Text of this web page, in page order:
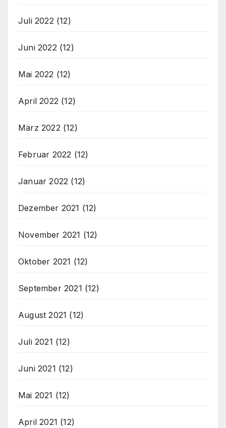
Juli 2022(12)
Juni 2022(12)
Mai 2022 (12)
April 2022 (12)
März 2022(12)
Februar 2022 (12)
Januar 2022 (12)
Dezember 2021 (12)
November 2021 (12)
Oktober 2021 (12)
September 2021 (12)
August 2021 (12)
Juli 2021 (12)
Juni 2021 (12)
Mai 2021 (12)
April 2021 (12)